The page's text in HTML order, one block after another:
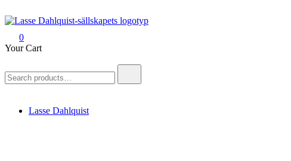
Lasse Dahlquist-sällskapet
Allt om Lasse Dahlquist – kompositör, musiker, artist, kåsör och skådespelare
0
Your Cart
for:
Lasse Dahlquist